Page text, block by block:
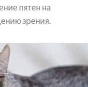
пятен на
зрения.